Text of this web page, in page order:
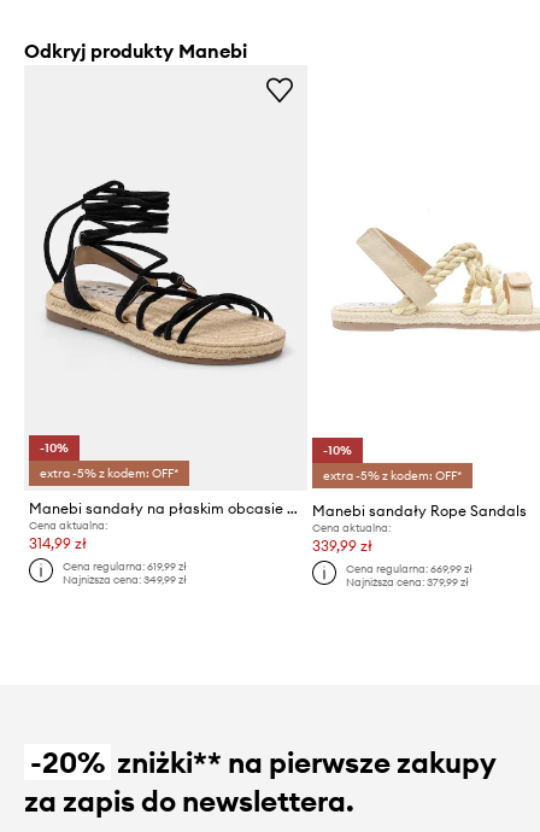
Odkryj produkty Manebi
-10%
extra -5% z kodem: OFF*
Manebi sandały na płaskim obcasie damskie zamszowe
Cena aktualna:
314,99 zł
Cena regularna:619,99 zł
Najniższa cena:349,99 zł
-10%
extra -5% z kodem: OFF*
Manebi sandały Rope Sandals
Cena aktualna:
339,99 zł
Cena regularna: 669,99 zł
Najniższa cena: 379,99 zł
-20% zniżki** na pierwsze zakupy
za zapis do newslettera.